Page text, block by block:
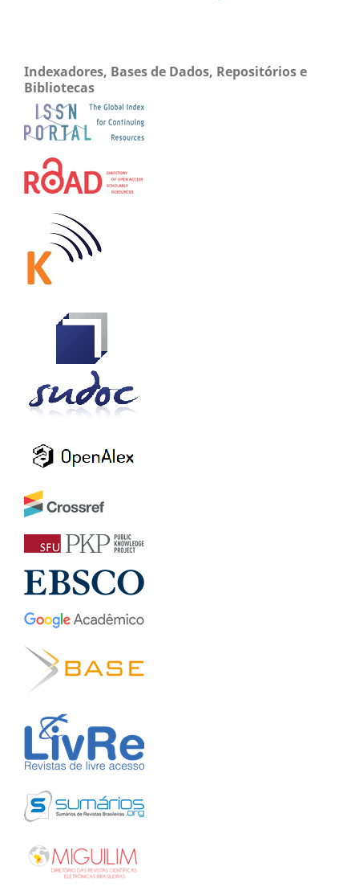
Indexadores, Bases de Dados, Repositórios e
Bibliotecas